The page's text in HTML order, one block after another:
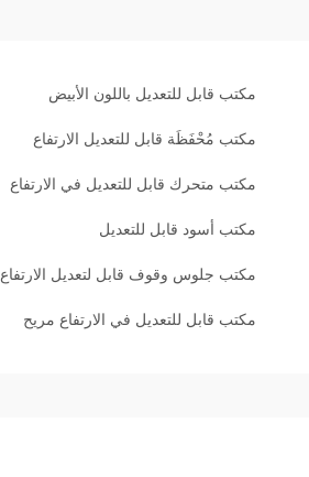
مكتب قابل للتعديل باللون الأبيض
مكتب مُحْفَظَة قابل للتعديل الارتفاع
مكتب متحرك قابل للتعديل في الارتفاع
مكتب أسود قابل للتعديل
مكتب جلوس وقوف قابل لتعديل الارتفاع
مكتب قابل للتعديل في الارتفاع مريح